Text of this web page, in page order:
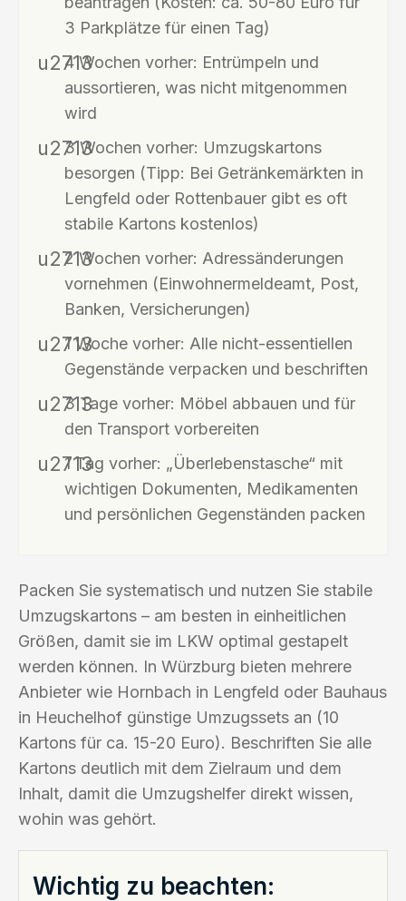
3 Parkplätze für einen Tag)
4 Wochen vorher: Entrümpeln und
aussortieren, was nicht mitgenommen
wird
3 Wochen vorher: Umzugskartons
besorgen (Tipp: Bei Getränkemärkten in
Lengfeld oder Rottenbauer gibt es oft
stabile Kartons kostenlos)
2 Wochen vorher: Adressänderungen
vornehmen (Einwohnermeldeamt, Post,
Banken, Versicherungen)
1 Woche vorher: Alle nicht-essentiellen
Gegenstände verpacken und beschriften
3 Tage vorher: Möbel abbauen und für
den Transport vorbereiten
1 Tag vorher: „Überlebenstasche“ mit
wichtigen Dokumenten, Medikamenten
und persönlichen Gegenständen packen
Packen Sie systematisch und nutzen Sie stabile
Umzugskartons – am besten in einheitlichen
Größen, damit sie im LKW optimal gestapelt
werden können. In Würzburg bieten mehrere
Anbieter wie Hornbach in Lengfeld oder Bauhaus
in Heuchelhof günstige Umzugssets an (10
Kartons für ca. 15-20 Euro). Beschriften Sie alle
Kartons deutlich mit dem Zielraum und dem
Inhalt, damit die Umzugshelfer direkt wissen,
wohin was gehört.
Wichtig zu beachten: